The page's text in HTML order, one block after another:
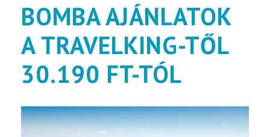
BOMBA AJÁNLATOK
A TRAVELKING-TŐL
30.190 FT-TÓL